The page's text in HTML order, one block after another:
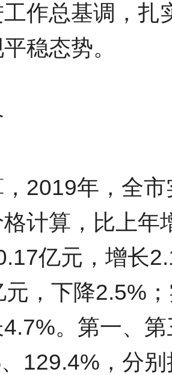
作总基调，扎
稳态势。
2019年，全
计算，比上年
亿元，增长
元，下降2.5%
。第一、
129.4%，分